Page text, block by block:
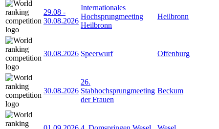
29.08 -
30.08.2026
Internationales
Hochsprungmeeting
Heilbronn
Heilbronn
30.08.2026 Speerwurf Offenburg
30.08.2026
26.
Stabhochsprungmeeting
der Frauen
Beckum